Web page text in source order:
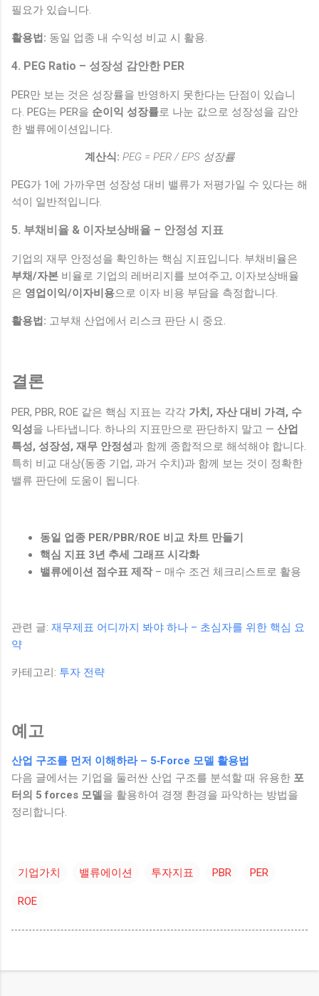
필요가 있습니다.
활용법: 동일 업종 내 수익성 비교 시 활용.
4. PEG Ratio – 성장성 감안한 PER
PER만 보는 것은 성장률을 반영하지 못한다는 단점이 있습니
다. PEG는 PER을 순이익 성장률로 나눈 값으로 성장성을 감안
한 밸류에이션입니다.
계산식: PEG = PER / EPS 성장률
PEG가 1에 가까우면 성장성 대비 밸류가 저평가일 수 있다는 해
석이 일반적입니다.
5. 부채비율 & 이자보상배율 – 안정성 지표
기업의 재무 안정성을 확인하는 핵심 지표입니다. 부채비율은
부채/자본 비율로 기업의 레버리지를 보여주고, 이자보상배율
은 영업이익/이자비용으로 이자 비용 부담을 측정합니다.
활용법: 고부채 산업에서 리스크 판단 시 중요.
결론
PER, PBR, ROE 같은 핵심 지표는 각각 가치, 자산 대비 가격, 수
익성을 나타냅니다. 하나의 지표만으로 판단하지 말고 — 산업
특성, 성장성, 재무 안정성과 함께 종합적으로 해석해야 합니다.
특히 비교 대상(동종 기업, 과거 수치)과 함께 보는 것이 정확한
밸류 판단에 도움이 됩니다.
동일 업종 PER/PBR/ROE 비교 차트 만들기
핵심 지표 3년 추세 그래프 시각화
밸류에이션 점수표 제작– 매수 조건 체크리스트로 활용
관련 글: 재무제표 어디까지 봐야 하나 – 초심자를 위한 핵심 요
약
카테고리: 투자 전략
예고
산업 구조를 먼저 이해하라 – 5‑Force 모델 활용법
다음 글에서는 기업을 둘러싼 산업 구조를 분석할 때 유용한 포
터의 5 forces 모델 을 활용하여 경쟁 환경을 파악하는 방법을
정리합니다.
기업가치 밸류에이션 투자지표 PBR PER
ROE